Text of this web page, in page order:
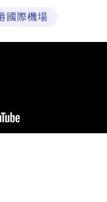
國際機場